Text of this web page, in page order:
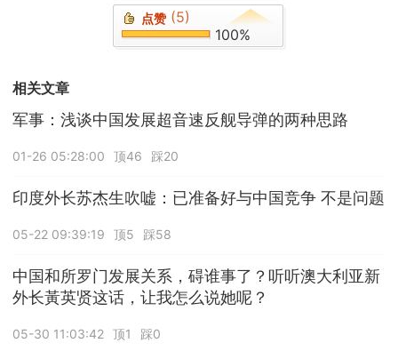
点赞 (5)
100%
相关文章
军事：浅谈中国发展超音速反舰导弹的两种思路
01-26 05:28:00 顶46 踩20
印度外长苏杰生吹嘘：已准备好与中国竞争 不是问题
05-22 09:39:19 顶5 踩58
中国和所罗门发展关系，碍谁事了？听听澳大利亚新
外长黃英贤这话，让我怎么说她呢？
05-30 11:03:42 顶1 踩0